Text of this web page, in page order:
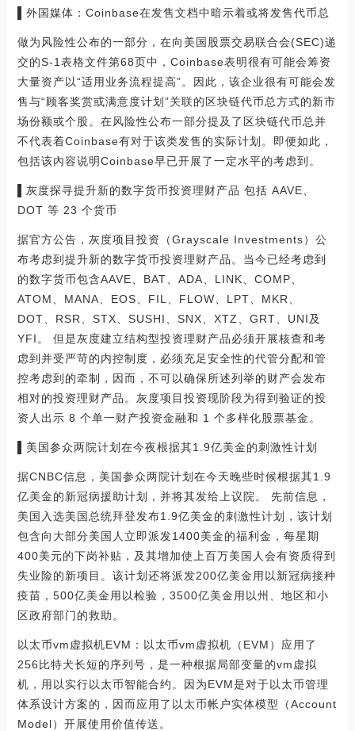
▌外国媒体：Coinbase在发售文档中暗示着或将发售代币总
做为风险性公布的一部分，在向美国股票交易联合会(SEC)递
交的S-1表格文件第68页中，Coinbase表明很有可能会筹资
大量资产以“适用业务流程提高”。因此，该企业很有可能会发
售与“顾客奖赏或满意度计划”关联的区块链代币总方式的新市
场份额或个股。在风险性公布一部分提及了区块链代币总并
不代表着Coinbase有对于该类发售的实际计划。即便如此，
包括该內容说明Coinbase早已开展了一定水平的考虑到。
▌灰度探寻提升新的数字货币投资理财产品 包括 AAVE、
DOT 等 23 个货币
据官方公告，灰度项目投资（Grayscale Investments）公
布考虑到提升新的数字货币投资理财产品。当今已经考虑到
的数字货币包含AAVE、BAT、ADA、LINK、COMP、
ATOM、MANA、EOS、FIL、FLOW、LPT、MKR、
DOT、RSR、STX、SUSHI、SNX、XTZ、GRT、UNI及
YFI。 但是灰度建立结构型投资理财产品必须开展核查和考
虑到并受严苛的内控制度，必须充足安全性的代管分配和管
控考虑到的牵制，因而，不可以确保所述列举的财产会发布
相对的投资理财产品。灰度项目投资现阶段为得到验证的投
资人出示 8 个单一财产投资金融和 1 个多样化股票基金。
▌美国参众两院计划在今夜根据其1.9亿美金的刺激性计划
据CNBC信息，美国参众两院计划在今天晚些时候根据其1.9
亿美金的新冠病援助计划，并将其发给上议院。 先前信息，
美国入选美国总统拜登发布1.9亿美金的刺激性计划，该计划
包含向大部分美国人立即派发1400美金的福利金，每星期
400美元的下岗补贴，及其增加使上百万美国人会有资质得到
失业险的新项目。该计划还将派发200亿美金用以新冠病接种
疫苗，500亿美金用以检验，3500亿美金用以州、地区和小
区政府部门的救助。
以太币vm虚拟机EVM：以太币vm虚拟机（EVM）应用了
256比特犬长短的序列号，是一种根据局部变量的vm虚拟
机，用以实行以太币智能合约。因为EVM是对于以太币管理
体系设计方案的，因而应用了以太币帐户实体模型（Account
Model）开展使用价值传送。